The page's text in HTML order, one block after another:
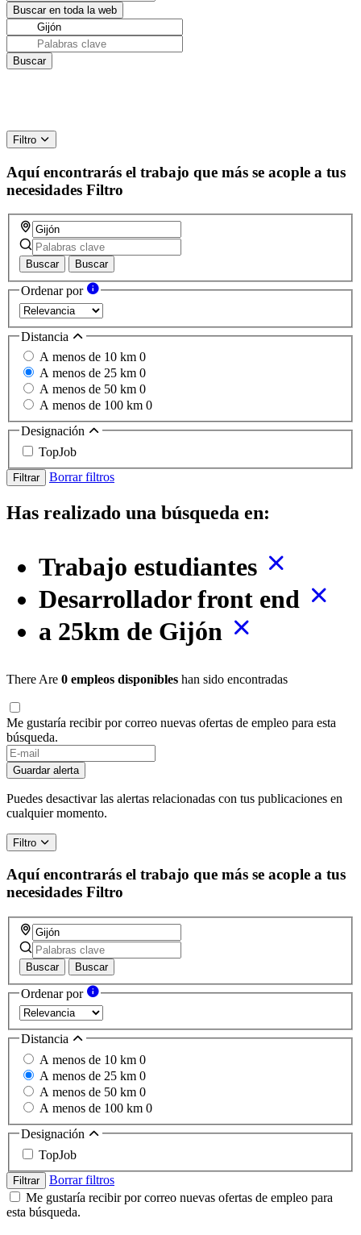
Filtro
Aquí encontrarás el trabajo que más se acople a tus
necesidades Filtro
Buscar Buscar
Ordenar por
Distancia
A menos de 10 km 0
A menos de 25 km 0
A menos de 50 km 0
A menos de 100 km 0
Designación
TopJob
Filtrar Borrar filtros
Has realizado una búsqueda en:
Trabajo estudiantes
Desarrollador front end
a 25km de Gijón
There Are 0 empleos disponibles han sido encontradas
Me gustaría recibir por correo nuevas ofertas de empleo para esta
búsqueda.
Guardar alerta
Puedes desactivar las alertas relacionadas con tus publicaciones en
cualquier momento.
Filtro
Aquí encontrarás el trabajo que más se acople a tus
necesidades Filtro
Buscar Buscar
Ordenar por
Distancia
A menos de 10 km 0
A menos de 25 km 0
A menos de 50 km 0
A menos de 100 km 0
Designación
TopJob
Filtrar
Borrar filtros
Me gustaría recibir por correo nuevas ofertas de empleo para
esta búsqueda.